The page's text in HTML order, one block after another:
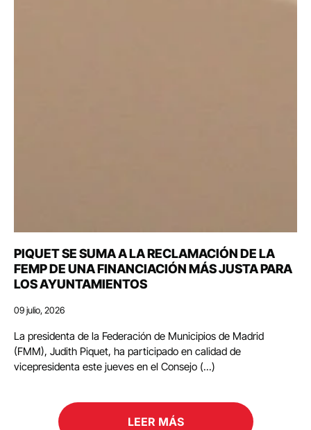
PIQUET SE SUMA A LA RECLAMACIÓN DE LA
FEMP DE UNA FINANCIACIÓN MÁS JUSTA PARA
LOS AYUNTAMIENTOS
09 julio, 2026
La presidenta de la Federación de Municipios de Madrid
(FMM), Judith Piquet, ha participado en calidad de
vicepresidenta este jueves en el Consejo (...)
LEER MÁS